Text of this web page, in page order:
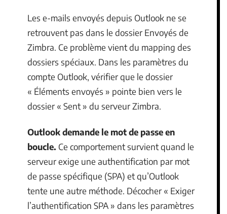
Les e-mails envoyés depuis Outlook ne se
retrouvent pas dans le dossier Envoyés de
Zimbra. Ce problème vient du mapping des
dossiers spéciaux. Dans les paramètres du
compte Outlook, vérifier que le dossier
« Éléments envoyés » pointe bien vers le
dossier « Sent » du serveur Zimbra.
Outlook demande le mot de passe en
boucle. Ce comportement survient quand le
serveur exige une authentification par mot
de passe spécifique (SPA) et qu’Outlook
tente une autre méthode. Décocher « Exiger
l’authentification SPA » dans les paramètres